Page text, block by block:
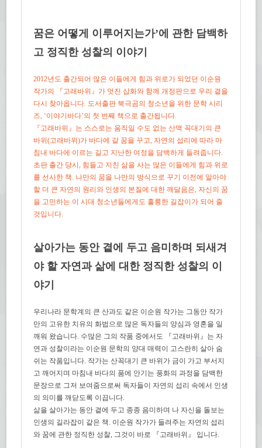
꿈은 어떻게 이루어지는가’에 관한 담백하
고 정직한 성찰의 이야기
2012년도 출간되어 많은 이들에게 힘과 위로가 되었던 이순원
작가의 『고래바위』가 멋진 삽화와 함께 개정판으로 우리 곁을
다시 찾아옵니다. 도서출판 북극곰의 청소년을 위한 문학 시리
즈, ‘이야기바다’의 첫 번째 책으로 출간됩니다.
『고래바위』는 스스로는 움직일 수도 없는 산맥 꼭대기의 큰
바위(고래바위)가 바다에 갈 꿈을 꾸고, 자연의 섭리에 따라 마
침내 바다에 이르는 길고 지난한 여정을 담백하게 들려줍니다.
초판 출간 당시, 힘들고 지친 삶을 사는 많은 이들에게 힘과 위로
를 선사한 책. 나만의 꿈을 나만의 방식으로 꾸기 이전에 알아야
할 더 큰 자연의 원리와 인생의 본질에 대한 깨달음은, 자신의 꿈
을 고민하는 이 시대 청소년들에게도 훌륭한 길잡이가 되어 줄
것입니다.
살아가는 동안 곁에 두고 음미하며 되새겨
야 할 자연과 삶에 대한 정직한 성찰의 이
야기
우리나라 문학계의 큰 산과도 같은 이순원 작가는 그동안 작가
만의 고유한 치유의 화법으로 많은 독자들의 양심과 영혼을 일
깨워 왔습니다. 수많은 그의 작품 중에서도 『고래바위』는 자
연과 성찰이라는 이순원 문학의 양대 매력이 고스란히 살아 숨
쉬는 작품입니다. 작가는 산꼭대기 큰 바위가 금이 가고 부서지
고 깨어지며 마침내 바다의 품에 안기는 풍화의 과정을 담백한
문장으로 그저 보여줌으로써 독자들이 자연의 섭리 속에서 인생
의 의미를 깨닫도록 이끕니다.
삶을 살아가는 동안 곁에 두고 종종 음미하며 나 자신을 돌보는
인생의 길라잡이 같은 책. 이순원 작가가 들려주는 자연의 섭리
와 꿈에 관한 정직한 성찰, 그것이 바로 『고래바위』 입니다.